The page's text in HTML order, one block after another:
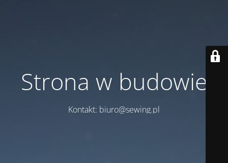
Strona w budowie
Kontakt: biuro@sewing.pl